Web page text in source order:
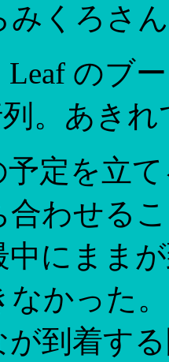
みくろさ
のブ
。あき
定を立
合わせる
中にまま
かった
到着す